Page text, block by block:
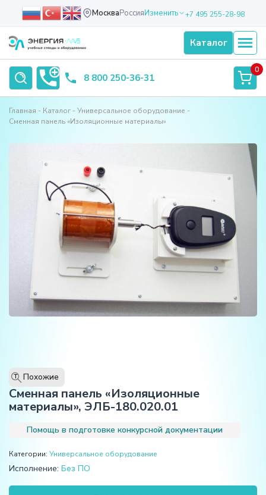
МоскваРоссияИзменить +7 495 255-28-98
Каталог
8 800 250-36-31
0
Главная Каталог
Универсальное оборудование
Сменная панель «Изоляционные материалы»
T Похожие
Сменная панель «Изоляционные
материалы», ЭЛБ-180.020.01
Помощь в подготовке конкурсной документации
Категории: Универсальное оборудование
Исполнение: Без ПО